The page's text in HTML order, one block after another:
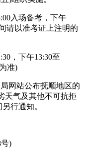
入场备考，下午
请以准考证上注明的
，下午13:30至
准)
网站公布抚顺地区的
天气及其他不可抗拒
行通知。
)